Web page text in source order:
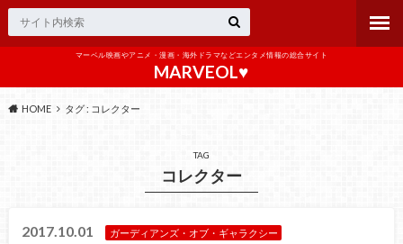
マーベル映画やアニメ・漫画・海外ドラマなどエンタメ情報の総合サイト
MARVEOL♥️
HOME タグ : コレクター
TAG
コレクター
2017.10.01 ガーディアンズ・オブ・ギャラクシー